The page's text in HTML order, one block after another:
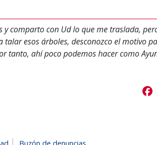
y comparto con Ud lo que me traslada,
esos árboles, desconozco el motivo
tanto, ahí poco podemos hacer como